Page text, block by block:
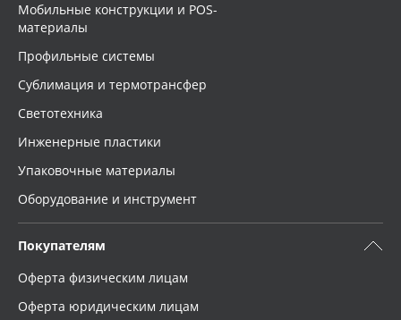
Мобильные конструкции и POS-
материалы
Профильные системы
Сублимация и термотрансфер
Светотехника
Инженерные пластики
Упаковочные материалы
Оборудование и инструмент
Покупателям
Оферта физическим лицам
Оферта юридическим лицам